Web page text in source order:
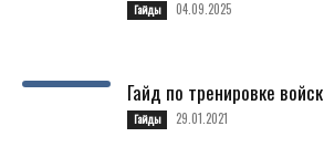
Гайды 04.09.2025
Гайд по тренировке войск
Гайды 29.01.2021